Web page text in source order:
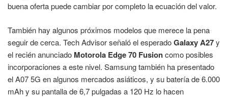
buena oferta puede cambiar por completo la ecuación del valor.
También hay algunos próximos modelos que merece la pena
seguir de cerca. Tech Advisor señaló el esperadoGalaxy A27y
el recién anunciado Motorola Edge 70 Fusioncomo posibles
incorporaciones a este nivel. Samsung también ha presentado
el A07 5G en algunos mercados asiáticos, y su batería de 6.000
mAh y su pantalla de 6,7 pulgadas a 120 Hz lo hacen